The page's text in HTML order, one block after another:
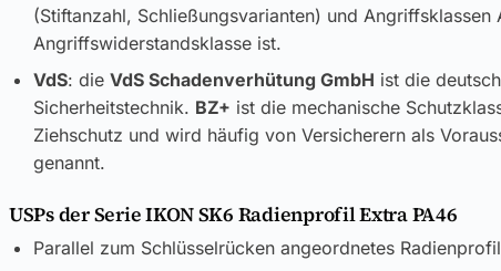
(Stiftanzahl, Schließungsvarianten) und Angriffsklassen
Angriffswiderstandsklasse ist.
VdS: die VdS Schadenverhütung GmbH ist die
Sicherheitstechnik. BZ+ ist die mechanische
Ziehschutz und wird häufig von Versicherern als
genannt.
USPs der Serie IKON SK6 Radienprofil Extra PA46
Parallel zum Schlüsselrücken angeordnetes Radienprofil